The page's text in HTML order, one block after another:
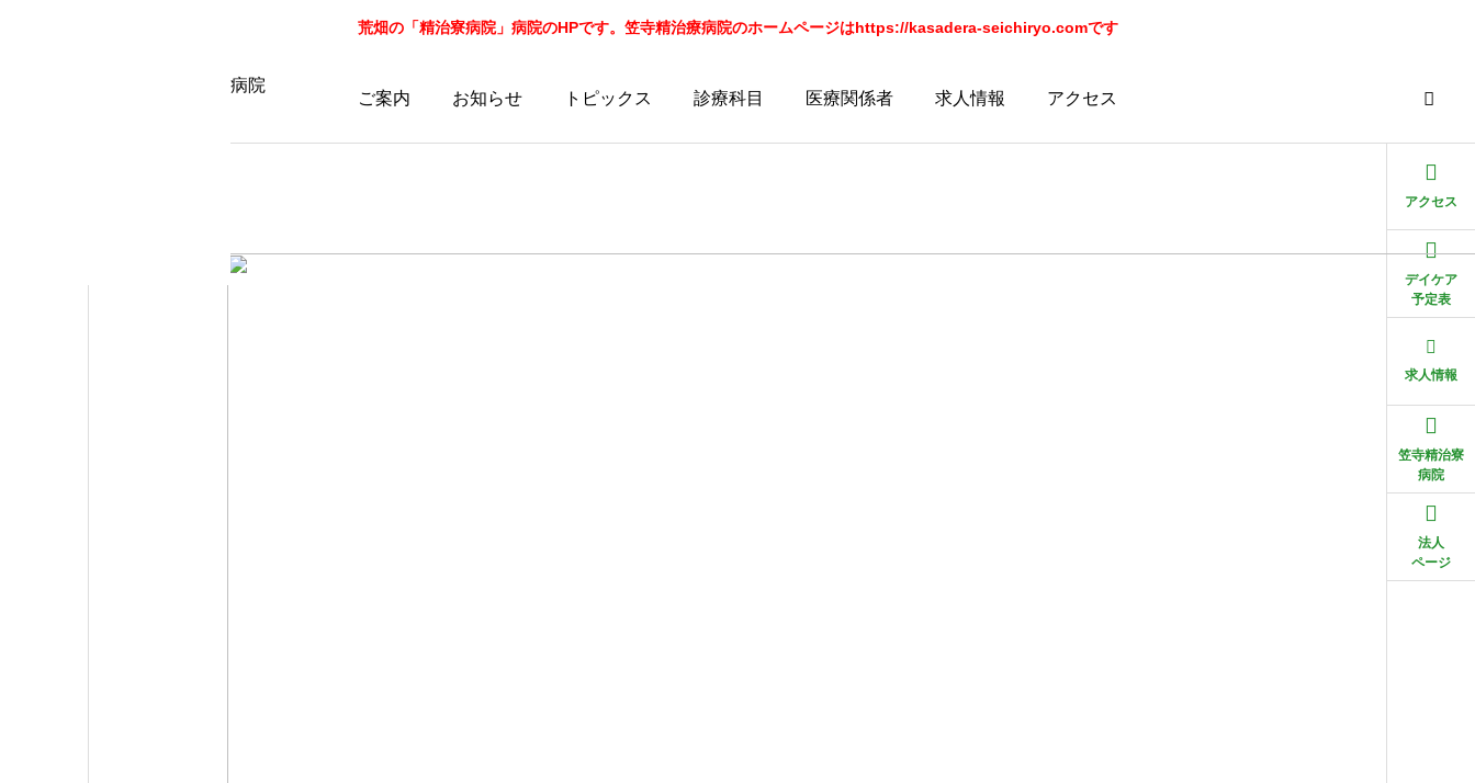
荒畑の「精治寮病院」病院のHPです。笠寺精治療病院のホームページはhttps://kasadera-seichiryo.comです
ご案内 お知らせ トピックス 診療科目 医療関係者 求人情報 アクセス
アクセス
デイケア
予定表
求人情報
笠寺精治寮
病院
法人
ページ